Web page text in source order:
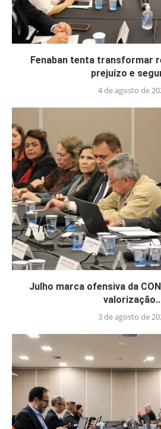
Fenaban tenta transformar
prejuízo e
4 de agosto de
Julho marca ofensiva da
3 de agosto de